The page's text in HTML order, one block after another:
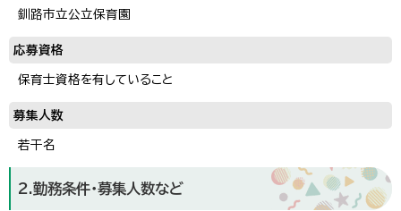
釧路市立公立保育園
応募資格
保育士資格を有していること
募集人数
若干名
2.勤務条件・募集人数など